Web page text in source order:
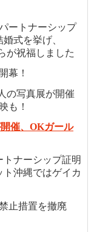
ートナーシップ
式を挙げ、
が祝福しました
幕！
の写真展が開催
も！
催、OKガール
ナーシップ証明
ト沖縄ではゲイカ
止措置を撤廃